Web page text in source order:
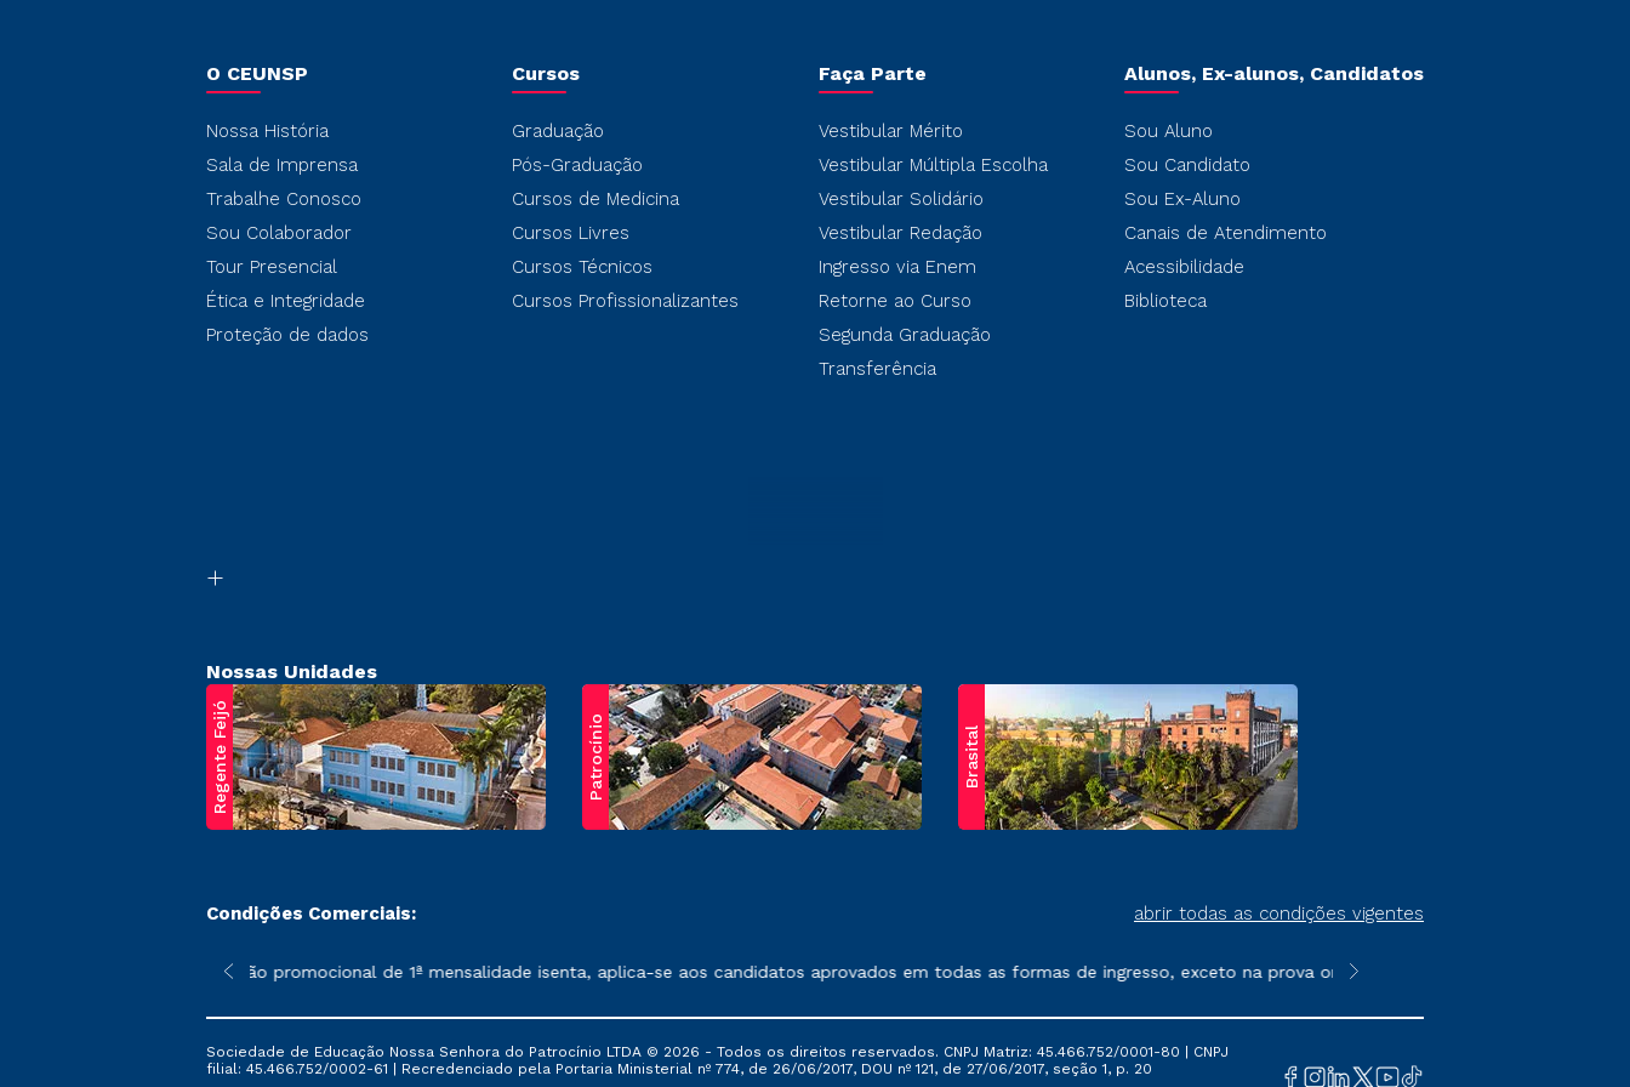
O CEUNSP
Nossa História
Sala de Imprensa
Trabalhe Conosco
Sou Colaborador
Tour Presencial
Ética e Integridade
Proteção de dados
Cursos
Graduação
Pós-Graduação
Cursos de Medicina
Cursos Livres
Cursos Técnicos
Cursos Profissionalizantes
Faça Parte
Vestibular Mérito
Vestibular Múltipla Escolha
Vestibular Solidário
Vestibular Redação
Ingresso via Enem
Retorne ao Curso
Segunda Graduação
Transferência
Alunos, Ex-alunos, Candidatos
Sou Aluno
Sou Candidato
Sou Ex-Aluno
Canais de Atendimento
Acessibilidade
Biblioteca
Nossas Unidades
Regente Feijó Patrocínio Brasital
Condições Comerciais: abrir todas as condições vigentes
sofrer alterações nos períodos de rematrícula conforme exposto no contrato de prestação de serviços.
*A condição promocional de 1ª mensalidade isenta, aplica-se aos candidatos aprovados em todas as formas de ingresso, exceto na prova on-line ou agendada, que ofertam
**Semipresencial é um formato do
Sociedade de Educação Nossa Senhora do Patrocínio LTDA © 2026 - Todos os direitos reservados. CNPJ Matriz: 45.466.752/0001-80 | CNPJ
filial: 45.466.752/0002-61 | Recredenciado pela Portaria Ministerial nº 774, de 26/06/2017, DOU nº 121, de 27/06/2017, seção 1, p. 20